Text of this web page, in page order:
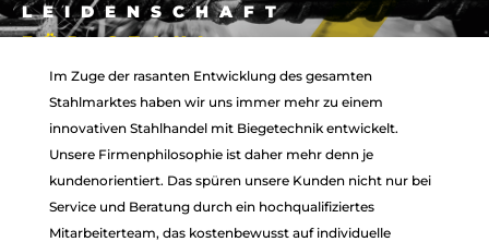
LEIDENSCHAFT
FÜR STAHL
LEIDENSCHAFT
FÜR STAHL
Im Zuge der rasanten Entwicklung des gesamten
Stahlmarktes haben wir uns immer mehr zu einem
innovativen Stahlhandel mit Biegetechnik entwickelt.
Unsere Firmenphilosophie ist daher mehr denn je
kundenorientiert. Das spüren unsere Kunden nicht nur bei
Service und Beratung durch ein hochqualifiziertes
Mitarbeiterteam, das kostenbewusst auf individuelle